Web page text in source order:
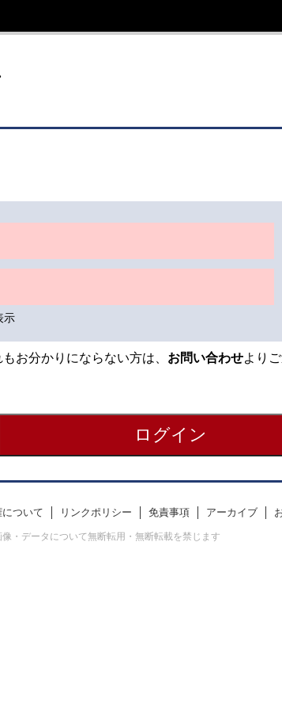
示
お分かりにならない方は、 お問い合わせより
ついて リンクポリシー 免責事項 アーカイブ
データについて無断転用・無断転載を禁じます